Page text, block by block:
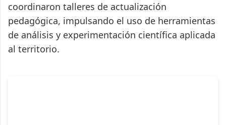
coordinaron talleres de actualización
pedagógica, impulsando el uso de herramientas
de análisis y experimentación científica aplicada
al territorio.